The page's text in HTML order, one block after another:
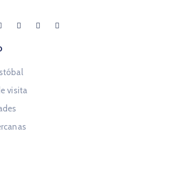
visita